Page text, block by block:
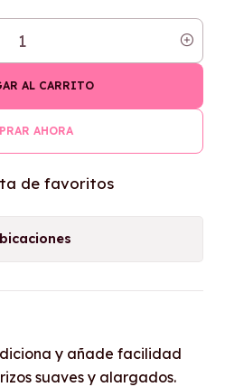
AL CARRITO
AHORA
de favoritos
y añade facilidad
suaves y alargados.